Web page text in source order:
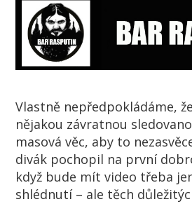
Vlastně nepředpokládáme,
nějakou závratnou
masová věc, aby to
divák pochopil na první
když bude mít video třeba
shlédnutí – ale těch